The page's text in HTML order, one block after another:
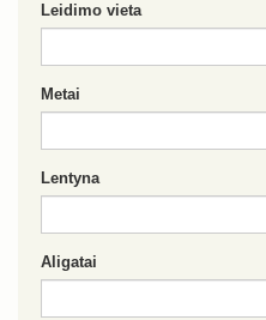
Leidimo vieta
Metai
Lentyna
Aligatai